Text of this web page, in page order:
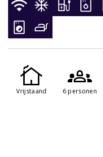
Vrijstaand 6 personen